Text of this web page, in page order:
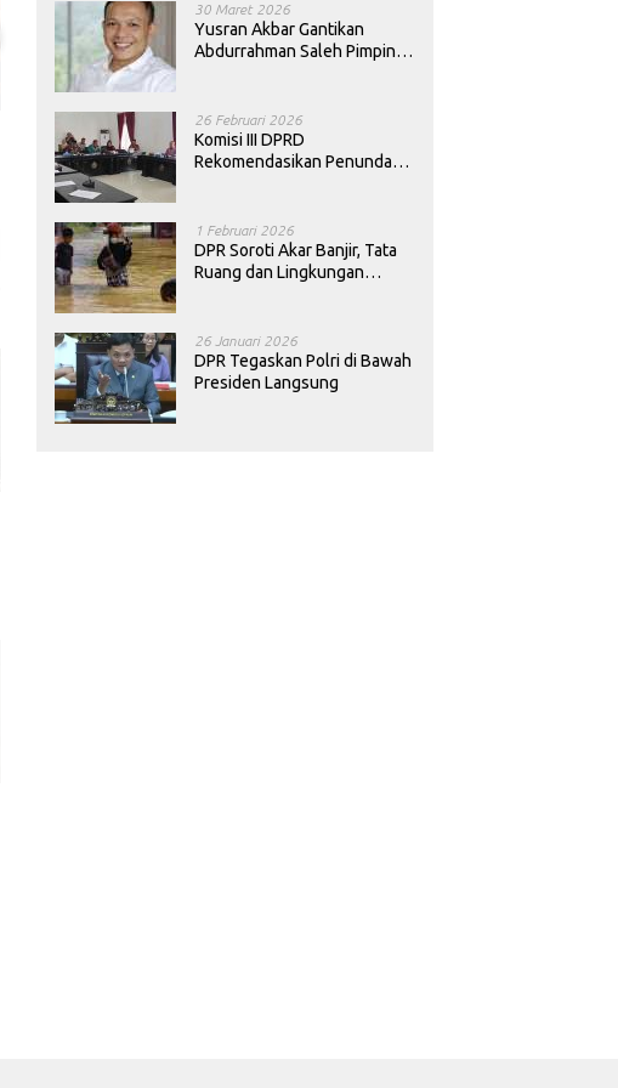
30 Maret 2026
Yusran Akbar Gantikan
Abdurrahman Saleh Pimpin
26 Februari 2026
Komisi III DPRD
Rekomendasikan Penundaan
1 Februari 2026
DPR Soroti Akar Banjir, Tata
Ruang dan Lingkungan
26 Januari 2026
DPR Tegaskan Polri di Bawah
Presiden Langsung